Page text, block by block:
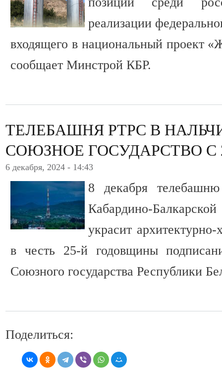
реализации
входящего в национальный проект
сообщает Минстрой КБР.
ТЕЛЕБАШНЯ РТРС В
СОЮЗНОЕ ГОСУДАРСТВО С
6 декабря, 2024 - 14:43
8 декабря
Кабардино-
украсит архитектурно-
в честь 25-й годовщины
Союзного государства Республики
Поделиться: